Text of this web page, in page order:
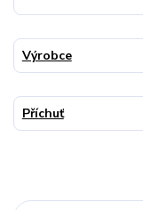
Výrobce
Příchuť